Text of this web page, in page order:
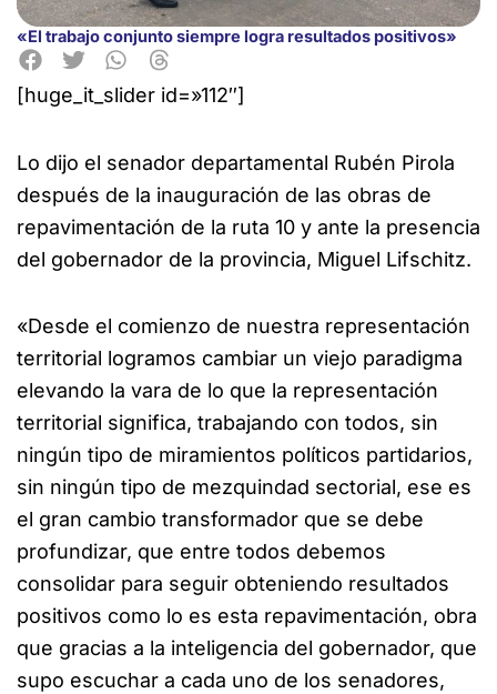
«El trabajo conjunto siempre logra resultados positivos»
[huge_it_slider id=»112″]
Lo dijo el senador departamental Rubén Pirola
después de la inauguración de las obras de
repavimentación de la ruta 10 y ante la presencia
del gobernador de la provincia, Miguel Lifschitz.
«Desde el comienzo de nuestra representación
territorial logramos cambiar un viejo paradigma
elevando la vara de lo que la representación
territorial significa, trabajando con todos, sin
ningún tipo de miramientos políticos partidarios,
sin ningún tipo de mezquindad sectorial, ese es
el gran cambio transformador que se debe
profundizar, que entre todos debemos
consolidar para seguir obteniendo resultados
positivos como lo es esta repavimentación, obra
que gracias a la inteligencia del gobernador, que
supo escuchar a cada uno de los senadores,